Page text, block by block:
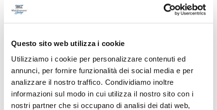
Questo sito web utilizza i cookie
Utilizziamo i cookie per personalizzare contenuti ed
annunci, per fornire funzionalità dei social media e per
analizzare il nostro traffico. Condividiamo inoltre
informazioni sul modo in cui utilizza il nostro sito con i
nostri partner che si occupano di analisi dei dati web,